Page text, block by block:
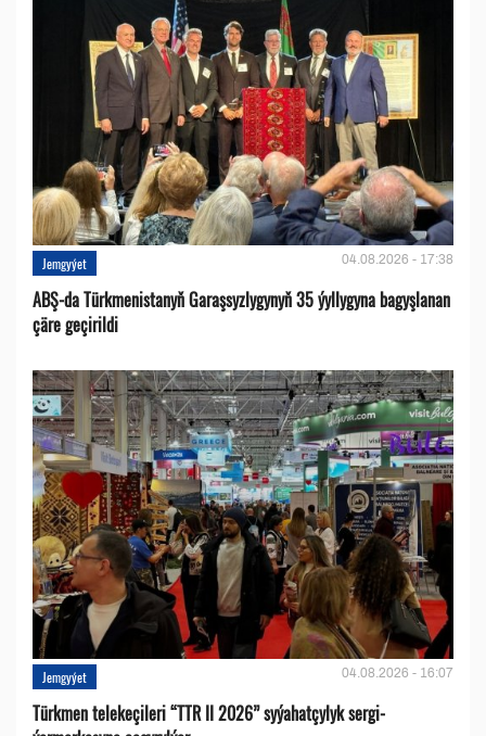
Jemgyýet 04.08.2026 - 17:38
ABŞ-da Türkmenistanyň Garaşsyzlygynyň 35 ýyllygyna bagyşlanan
çäre geçirildi
Jemgyýet 04.08.2026 - 16:07
Türkmen telekeçileri “TTR II 2026” syýahatçylyk sergi-